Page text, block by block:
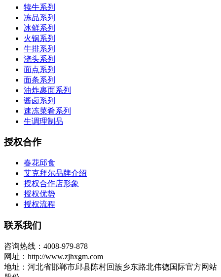
犊牛系列
冻品系列
冰鲜系列
火锅系列
牛排系列
浇头系列
面点系列
面条系列
油炸裹面系列
酱卤系列
速冻菜肴系列
生调理制品
授权合作
春花邱食
艾克拜尔品牌介绍
授权合作店形象
授权优势
授权流程
联系我们
咨询热线：4008-979-878
网址：http://www.zjhxgm.com
地址：河北省邯郸市邱县陈村回族乡东路北伟德国际官方网站